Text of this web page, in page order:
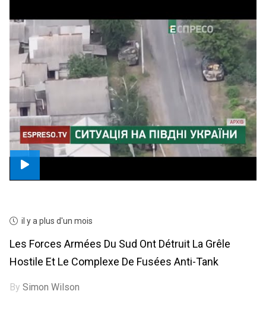
il y a plus d'un mois
Les Forces Armées Du Sud Ont Détruit La Grêle
Hostile Et Le Complexe De Fusées Anti-Tank
BySimon Wilson